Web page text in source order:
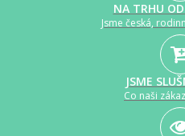
NA TRHU
Jsme česká,
JSME
Co naši